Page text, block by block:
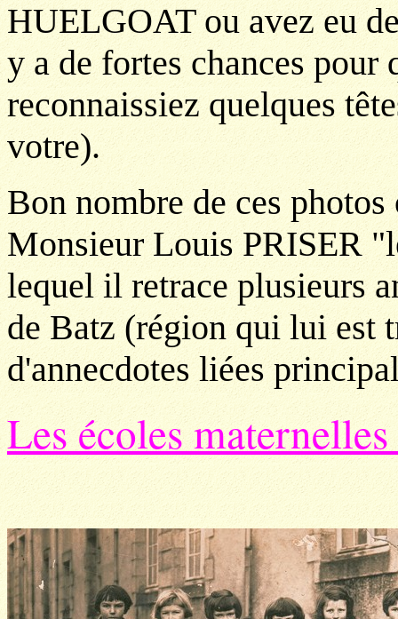
HUELGOAT ou avez eu
y a de fortes chances pour
reconnaissiez quelques
votre).
Bon nombre de ces
Monsieur Louis PRISER
lequel il retrace plusieurs
de Batz (région qui lui est
d'annecdotes liées
Les écoles